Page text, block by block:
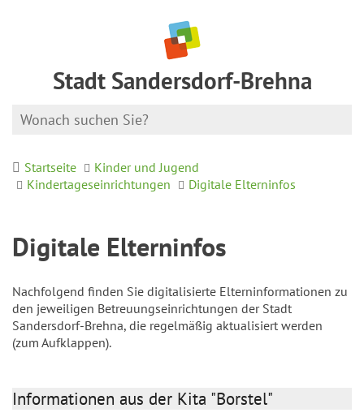
Stadt Sandersdorf-Brehna
Startseite
Kinder und Jugend
Kindertageseinrichtungen
Digitale Elterninfos
Digitale Elterninfos
Nachfolgend finden Sie digitalisierte Elterninformationen zu
den jeweiligen Betreuungseinrichtungen der Stadt
Sandersdorf-Brehna, die regelmäßig aktualisiert werden
(zum Aufklappen).
Informationen aus der Kita "Borstel"